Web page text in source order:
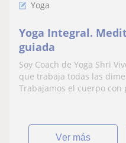
Yoga
Yoga Integral.
guiada
Soy Coach de Yoga Shri
que trabaja todas las
Trabajamos el cuerpo con
ver más